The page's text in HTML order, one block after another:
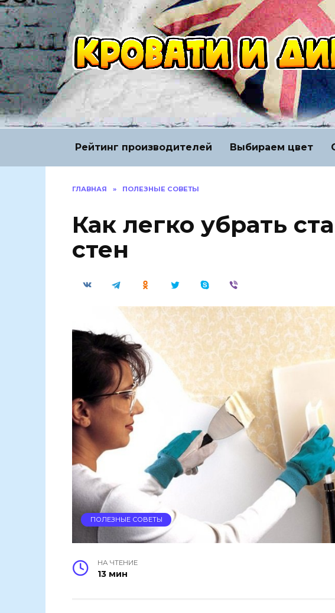
Перейти
к
содержанию
Рейтинг производителей Выбираем цвет
ГЛАВНАЯ » ПОЛЕЗНЫЕ СОВЕТЫ
Как легко убрать
стен
ПОЛЕЗНЫЕ СОВЕТЫ
НА ЧТЕНИЕ
13 мин